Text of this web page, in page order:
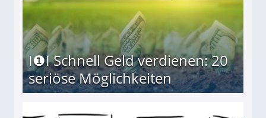
I❶I Schnell Geld verdienen: 20
seriöse Möglichkeiten